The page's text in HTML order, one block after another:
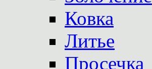
Ковка
Литье
Просечка